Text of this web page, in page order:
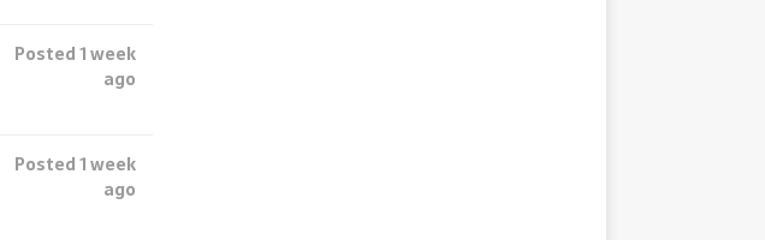
Posted 1 week
ago
Posted 1 week
ago